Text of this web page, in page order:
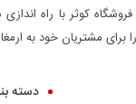
کوثر با راه
برای مشتریان خود به
دسته